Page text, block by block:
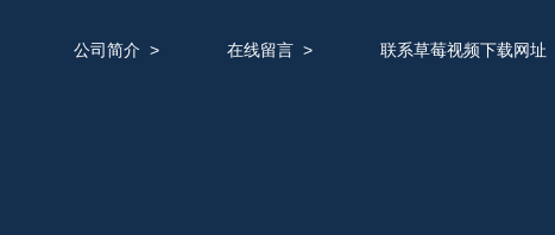
公司简介 > 在线留言> 联系草莓视频下载网址